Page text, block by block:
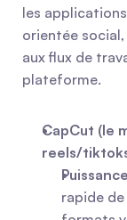
les
orientée
aux flux de
plateforme.
CapCut (le
reels/
rapide